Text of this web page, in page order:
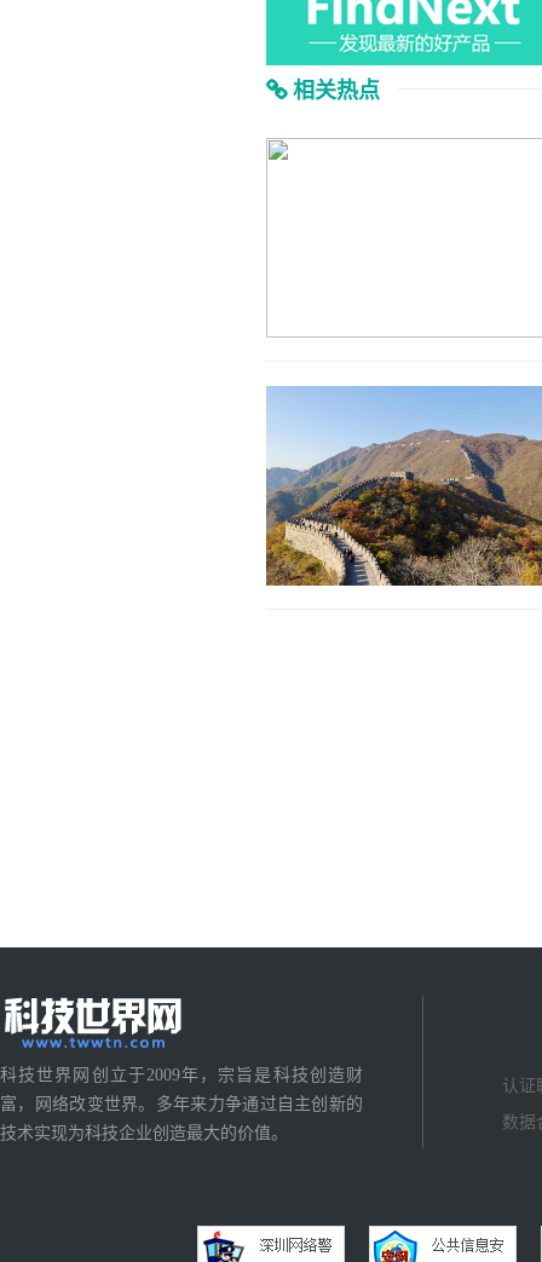
相关热点
科技世界网创立于2009年，宗旨是科技创造财
富，网络改变世界。多年来力争通过自主创新的
技术实现为科技企业创造最大的价值。
认证
数据